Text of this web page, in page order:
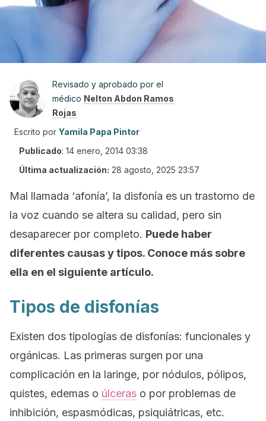
Revisado y aprobado por el
médico Nelton Abdon Ramos
Rojas
Escrito por Yamila Papa Pintor
Publicado: 14 enero, 2014 03:38
Última actualización: 28 agosto, 2025 23:57
Mal llamada ‘afonía’, la disfonía es un trastorno de
la voz cuando se altera su calidad, pero sin
desaparecer por completo. Puede haber
diferentes causas y tipos. Conoce más sobre
ella en el siguiente artículo.
Tipos de disfonías
Existen dos tipologías de disfonías: funcionales y
orgánicas. Las primeras surgen por una
complicación en la laringe, por nódulos, pólipos,
quistes, edemas o úlceras o por problemas de
inhibición, espasmódicas, psiquiátricas, etc.